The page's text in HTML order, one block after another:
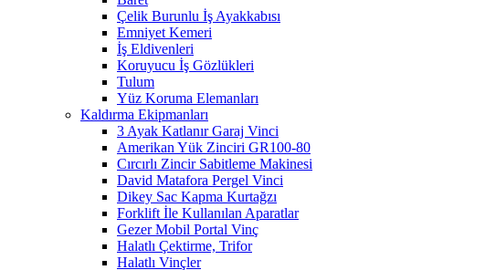
Çelik Burunlu İş Ayakkabısı
Emniyet Kemeri
İş Eldivenleri
Koruyucu İş Gözlükleri
Tulum
Yüz Koruma Elemanları
Kaldırma Ekipmanları
3 Ayak Katlanır Garaj Vinci
Amerikan Yük Zinciri GR100-80
Cırcırlı Zincir Sabitleme Makinesi
David Matafora Pergel Vinci
Dikey Sac Kapma Kurtağzı
Forklift İle Kullanılan Aparatlar
Gezer Mobil Portal Vinç
Halatlı Çektirme, Trifor
Halatlı Vinçler